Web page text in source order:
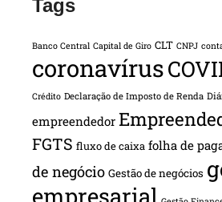
Tags
Banco Central Capital de Giro CLT CNPJ
coronavírus
Crédito Declaração de Imposto de Renda
empreendedor
FGTS fluxo de caixa folha de
de negócio Gestão de negócios
empresarial